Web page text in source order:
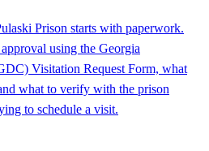
Prison starts with paperwork.
using the Georgia
Visitation Request Form, what
what to verify with the prison
to schedule a visit.